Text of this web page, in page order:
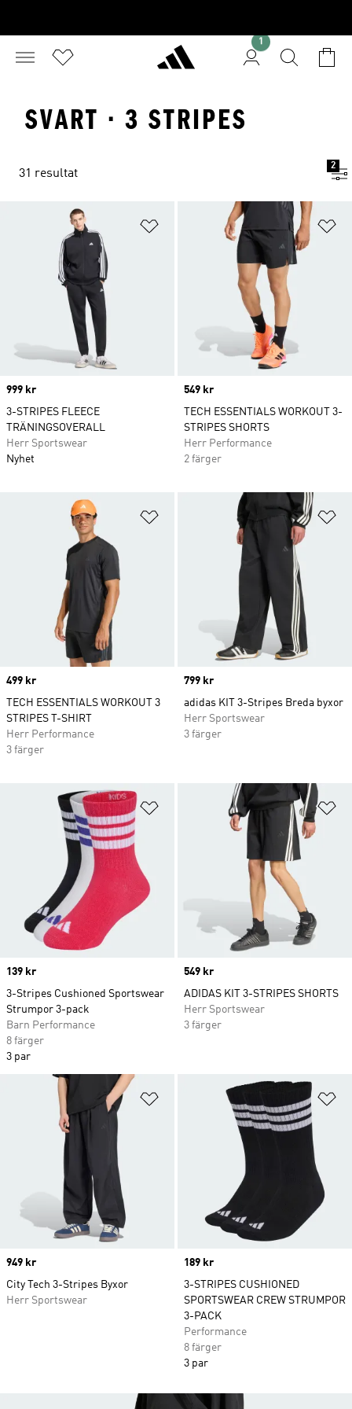
1
SVART · 3 STRIPES
31 resultat
2
Lägg till på önskelistan
Price
999 kr
3-STRIPES FLEECE
TRÄNINGSOVERALL
Herr Sportswear
Nyhet
Price
549 kr
TECH ESSENTIALS WORKOUT 3-
STRIPES SHORTS
Herr Performance
2 färger
Lägg till på önskelistan
Price
499 kr
TECH ESSENTIALS WORKOUT 3
STRIPES T-SHIRT
Herr Performance
3 färger
Price
799 kr
adidas KIT 3-Stripes Breda byxor
Herr Sportswear
3 färger
Lägg till på önskelistan
Price
139 kr
3-Stripes Cushioned Sportswear
Strumpor 3-pack
Barn Performance
8 färger
3 par
Price
549 kr
ADIDAS KIT 3-STRIPES SHORTS
Herr Sportswear
3 färger
Lägg till på önskelistan
Price
949 kr
City Tech 3-Stripes Byxor
Herr Sportswear
Price
189 kr
3-STRIPES CUSHIONED
SPORTSWEAR CREW STRUMPOR
3-PACK
Performance
8 färger
3 par